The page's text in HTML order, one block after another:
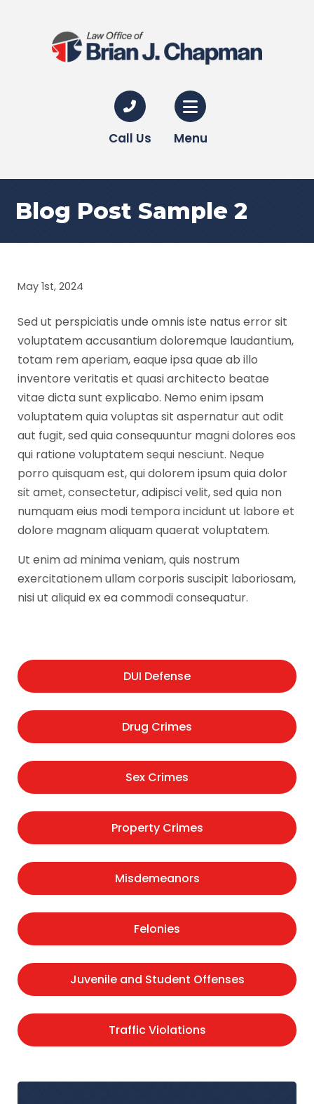
Call Us Menu
Blog Post Sample 2
May 1st, 2024
Sed ut perspiciatis unde omnis iste natus error sit
voluptatem accusantium doloremque laudantium,
totam rem aperiam, eaque ipsa quae ab illo
inventore veritatis et quasi architecto beatae
vitae dicta sunt explicabo. Nemo enim ipsam
voluptatem quia voluptas sit aspernatur aut odit
aut fugit, sed quia consequuntur magni dolores eos
qui ratione voluptatem sequi nesciunt. Neque
porro quisquam est, qui dolorem ipsum quia dolor
sit amet, consectetur, adipisci velit, sed quia non
numquam eius modi tempora incidunt ut labore et
dolore magnam aliquam quaerat voluptatem.
Ut enim ad minima veniam, quis nostrum
exercitationem ullam corporis suscipit laboriosam,
nisi ut aliquid ex ea commodi consequatur.
DUI Defense
Drug Crimes
Sex Crimes
Property Crimes
Misdemeanors
Felonies
Juvenile and Student Offenses
Traffic Violations